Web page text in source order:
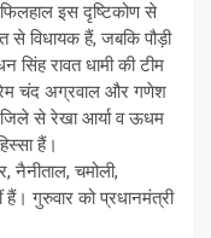
इस दृष्टिकोण से
से विधायक हैं, जबकि पौड़ी
सिंह रावत धामी की टीम
चंद अग्रवाल और गणेश
जिले से रेखा आर्या व ऊधम
हैं।
नैनीताल, चमोली,
गुरुवार को प्रधानमंत्री